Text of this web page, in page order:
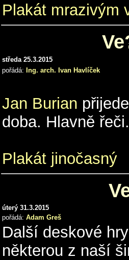
Plakát mrazivým
středa 25.3.2015
pořádá: Ing. arch. Ivan Havlíček
Jan Burian
doba. Hlavně řeči.
Plakát jinočasný
úterý 31.3.2015
pořádá: Adam Greš
Další deskové
některou z naší